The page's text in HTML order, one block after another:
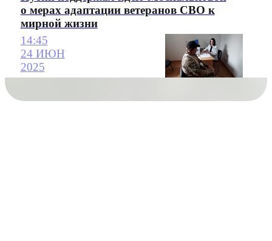
о мерах адаптации ветеранов СВО к
мирной жизни
14:45
24 ИЮН
2025